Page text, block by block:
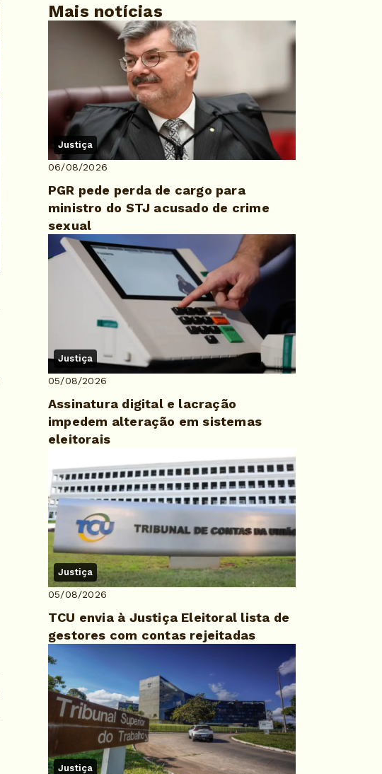
Mais notícias
Justiça
06/08/2026
PGR pede perda de cargo para
ministro do STJ acusado de crime
sexual
Justiça
05/08/2026
Assinatura digital e lacração
impedem alteração em sistemas
eleitorais
Justiça
05/08/2026
TCU envia à Justiça Eleitoral lista de
gestores com contas rejeitadas
Justiça